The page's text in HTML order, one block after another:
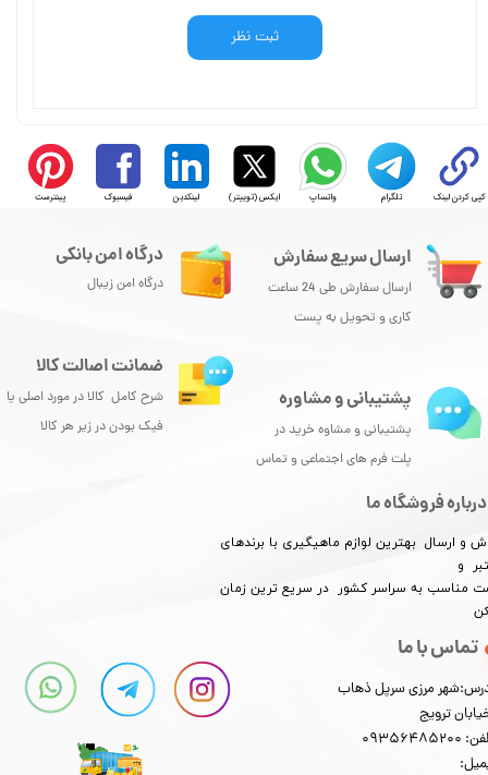
ثبت نظر
کپی کردن لینک تلگرام واتساپ ایکس (توییتر) لینکدین فیسبوک پینترست
ارسال سریع سفارش
ارسال سفارش طی 24 ساعت
کاری و تحویل به پست
درباره فروشگاه ما
و ارسال بهترین لوازم ماهیگیری با برندهای
و
مناسب به سراسر کشور در سریع ترین زمان
تماس با ما
مرزی سرپل ذهاب
ترویج
درگاه امن بانکی
درگاه امن زیبال
پشتیبانی و مشاوره
پشتیبانی و مشاوه خرید در
پلت فرم های اجتماعی و تماس
ضمانت اصالت کالا
شرح کامل کالا در مورد اصلی یا
فیک بودن در زیر هر کالا